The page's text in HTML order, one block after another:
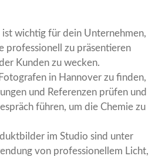
wichtig für dein Unternehmen,
professionell zu präsentieren
Kunden zu wecken.
in Hannover zu finden,
und Referenzen prüfen und
führen, um die Chemie zu
im Studio sind unter
von professionellem Licht,